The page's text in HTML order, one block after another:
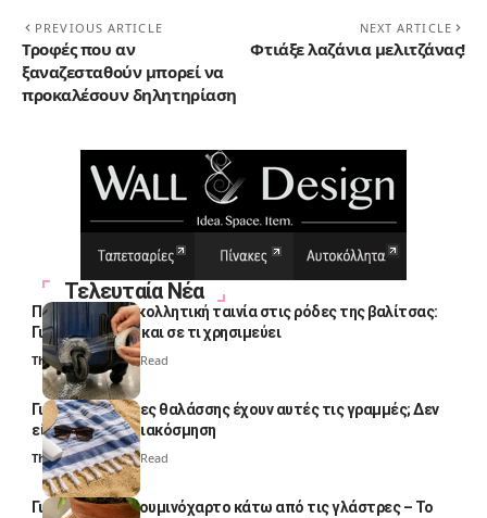
PREVIOUS ARTICLE
Τροφές που αν
ξαναζεσταθούν μπορεί να
προκαλέσουν δηλητηρίαση
NEXT ARTICLE
Φτιάξε λαζάνια μελιτζάνας!
Τελευταία Νέα
Πολλοί βάζουν κολλητική ταινία στις ρόδες της βαλίτσας:
Γιατί το κάνουν και σε τι χρησιμεύει
Thali Ombre4 Min Read
Γιατί οι πετσέτες θαλάσσης έχουν αυτές τις γραμμές; Δεν
είναι μόνο για διακόσμηση
Thali Ombre5 Min Read
Γιατί βάζουν αλουμινόχαρτο κάτω από τις γλάστρες – Το